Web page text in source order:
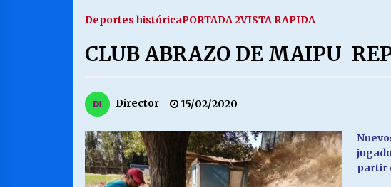
luz… ¿Y cuándo van a bajar?
03/08/2026
MUNICIPALIDAD, TRABAJADORES,
CLIMA LABORAL:
VOLVER A SER ALTERNATIVA
16/06/2026
Deportes históricaPORTADA 2VISTA RAPIDA
CLUB ABRAZO DE MAIPU
Director 15/02/2020
partir